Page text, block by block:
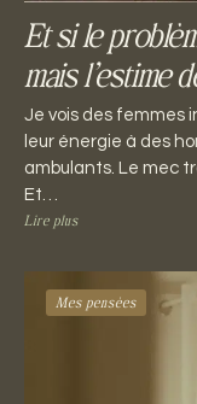
Et si le
mais l’estime
Je vois des femmes
leur énergie à des
ambulants. Le mec
Et…
Lire plus
Mes pensées